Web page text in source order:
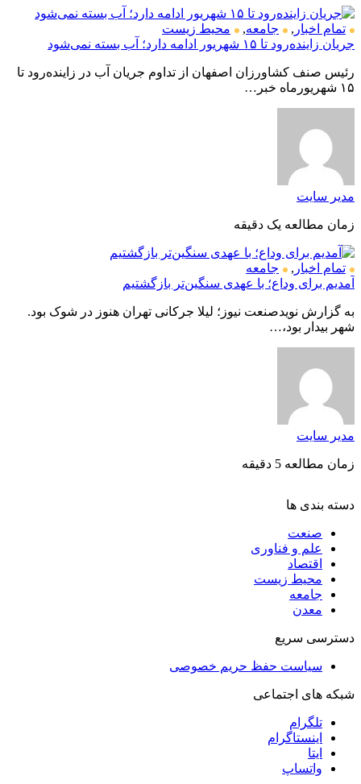
تمام اخبار , جامعه,
محیط زیست
جریان زاینده‌رود تا ۱۵ شهریور ادامه دارد؛ آب بسته نمی‌شود
رئیس صنف کشاورزان اصفهان از تداوم جریان آب در زاینده‌رود تا
۱۵ شهریورماه خبر…
مدیر سایت
زمان مطالعه یک دقیقه
تمام اخبار ,
جامعه
آمدیم برای وداع؛ با عهدی سنگین‌تر بازگشتیم
به گزارش نویدصنعت نیوز؛ لیلا جرکانی تهران هنوز در شوک بود.
شهر بیدار بود،…
مدیر سایت
زمان مطالعه 5 دقیقه
دسته بندی ها
صنعت
علم و فناوری
اقتصاد
محیط زیست
جامعه
معدن
دسترسی سریع
سیاست حفظ حریم خصوصی
شبکه های اجتماعی
تلگرام
اینستاگرام
ایتا
واتساپ